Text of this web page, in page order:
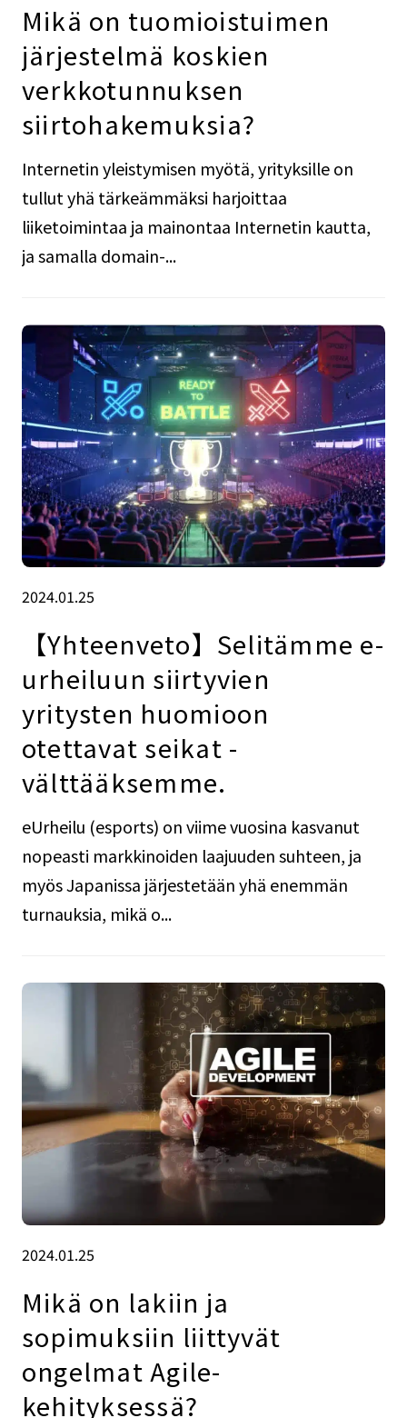
Mikä on tuomioistuimen
järjestelmä koskien
verkkotunnuksen
siirtohakemuksia?
Internetin yleistymisen myötä, yrityksille on
tullut yhä tärkeämmäksi harjoittaa
liiketoimintaa ja mainontaa Internetin kautta,
ja samalla domain-...
2024.01.25
【Yhteenveto】Selitämme e-
urheiluun siirtyvien
yritysten huomioon
otettavat seikat -
välttääksemme.
eUrheilu (esports) on viime vuosina kasvanut
nopeasti markkinoiden laajuuden suhteen, ja
myös Japanissa järjestetään yhä enemmän
turnauksia, mikä o...
2024.01.25
Mikä on lakiin ja
sopimuksiin liittyvät
ongelmat Agile-
kehityksessä?